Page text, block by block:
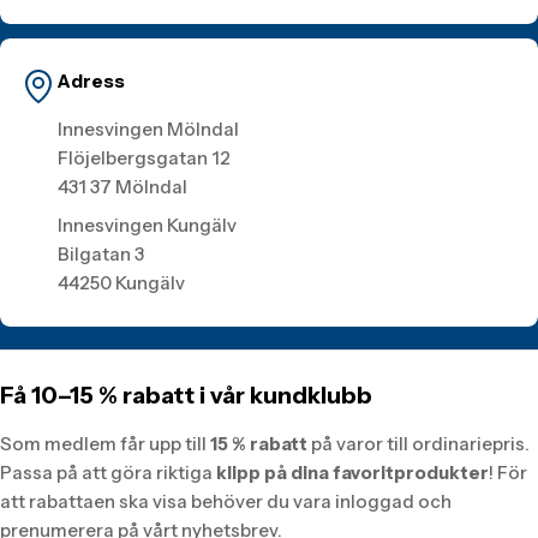
Adress
Innesvingen Mölndal
Flöjelbergsgatan 12
431 37 Mölndal
Innesvingen Kungälv
Bilgatan 3
44250 Kungälv
Få 10–15 % rabatt i vår kundklubb
Som medlem får upp till 15 % rabatt på varor till ordinariepris.
Passa på att göra riktiga klipp på dina favoritprodukter! För
att rabattaen ska visa behöver du vara inloggad och
prenumerera på vårt nyhetsbrev.